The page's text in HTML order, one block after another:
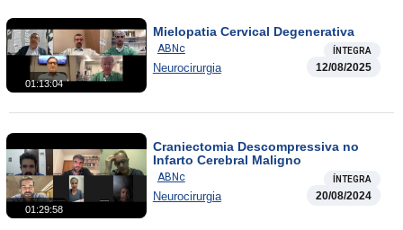
01:13:04
Mielopatia Cervical Degenerativa
ABNc ÍNTEGRA
Neurocirurgia 12/08/2025
01:29:58
Craniectomia Descompressiva no
Infarto Cerebral Maligno
ABNc ÍNTEGRA
Neurocirurgia 20/08/2024